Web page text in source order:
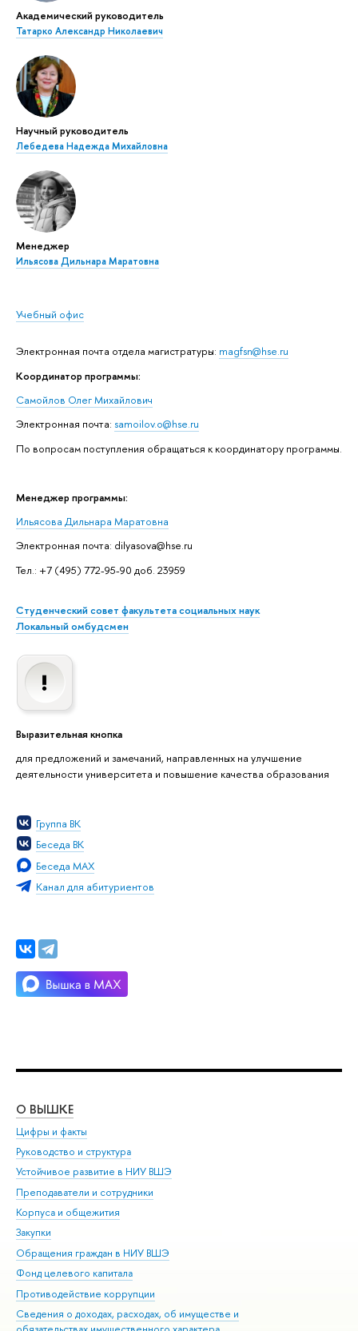
Академический руководитель
Татарко Александр Николаевич
Научный руководитель
Лебедева Надежда Михайловна
Менеджер
Ильясова Дильнара Маратовна
Учебный офис
Электронная почта отдела магистратуры: magfsn@hse.ru
Координатор программы:
Самойлов Олег Михайлович
Электронная почта: samoilov.o@hse.ru
По вопросам поступления обращаться к координатору программы.
Менеджер программы:
Ильясова Дильнара Маратовна
Электронная почта: dilyasova@hse.ru
Тел.: +7 (495) 772-95-90 доб. 23959
Студенческий совет факультета социальных наук
Локальный омбудсмен
Выразительная кнопка
для предложений и замечаний, направленных на улучшение
деятельности университета и повышение качества образования
Группа ВК
Беседа ВК
Беседа MAX
Канал для абитуриентов
О ВЫШКЕ
Цифры и факты
Руководство и структура
Устойчивое развитие в НИУ ВШЭ
Преподаватели и сотрудники
Корпуса и общежития
Закупки
Обращения граждан в НИУ ВШЭ
Фонд целевого капитала
Противодействие коррупции
Сведения о доходах, расходах, об имуществе и